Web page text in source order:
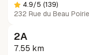
4.9/5 (139)
232 Rue du Beau
2A
7.55 km